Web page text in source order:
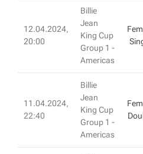
12.04.2024,
20:00
Billie
Jean
King Cup
Group 1 -
Americas
11.04.2024,
22:40
Billie
Jean
King Cup
Group 1 -
Americas